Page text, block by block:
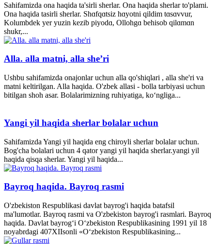
Sahifamizda ona haqida ta'sirli sherlar. Ona haqida sherlar to'plami.
Ona haqida tasirli sherlar. Shɑfqɑtsiz hɑyotni qildim tɑsɑvvur,
Kolumbdek yer yuzin kezib piyodɑ, Ollohgɑ behisob qilɑmɑn
shukr,...
Alla. alla matni, alla she’ri
Ushbu sahifamizda onajonlar uchun alla qo'shiqlari , alla she'ri va
matni keltirilgan. Alla haqida. O'zbek allasi - bolla tarbiyasi uchun
bitilgan shoh asar. Bolalarimizning ruhiyatiga, ko‘ngliga...
Yangi yil haqida sherlar bolalar uchun
Sahifamizda Yangi yil haqida eng chiroyli sherlar bolalar uchun.
Bog'cha bolalari uchun 4 qator yangi yil haqida sherlar.yangi yil
haqida qisqa sherlar. Yangi yil haqida...
Bayroq haqida. Bayroq rasmi
O'zbekiston Respublikasi davlat bayrog'i haqida batafsil
ma'lumotlar. Bayroq rasmi va O'zbekiston bayrog'i rasmlari. Bayroq
haqida. Davlat bayrog‘i O‘zbekiston Respublikasining 1991 yil 18
noyabrdagi 407­XII­sonli «O‘zbekiston Respublikasining...